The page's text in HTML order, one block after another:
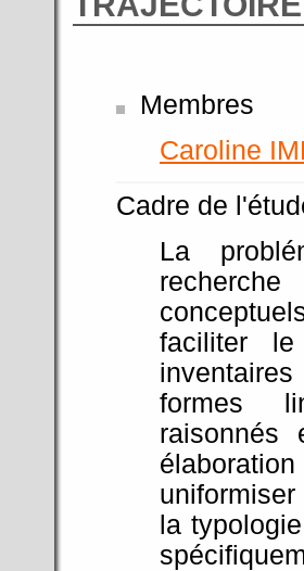
Membres
Caroline
Cadre de
La
faciliter
formes
raisonnés
la